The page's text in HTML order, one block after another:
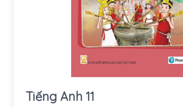
Tiếng Anh 11